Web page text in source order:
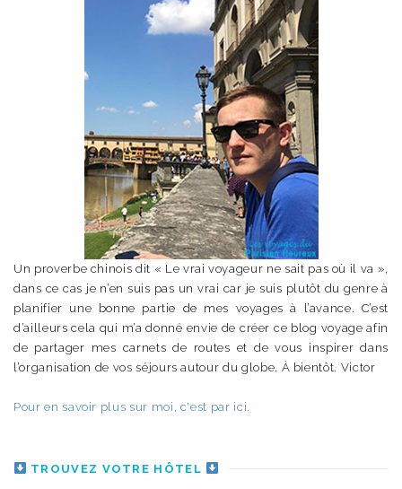
Un proverbe chinois dit « Le vrai voyageur ne sait pas où il va »,
dans ce cas je n’en suis pas un vrai car je suis plutôt du genre à
planifier une bonne partie de mes voyages à l’avance. C’est
d’ailleurs cela qui m’a donné envie de créer ce blog voyage afin
de partager mes carnets de routes et de vous inspirer dans
l’organisation de vos séjours autour du globe. À bientôt. Victor
Pour en savoir plus sur moi, c'est par ici.
TROUVEZ VOTRE HÔTEL